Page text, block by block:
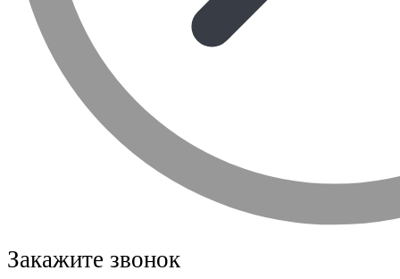
Закажите звонок